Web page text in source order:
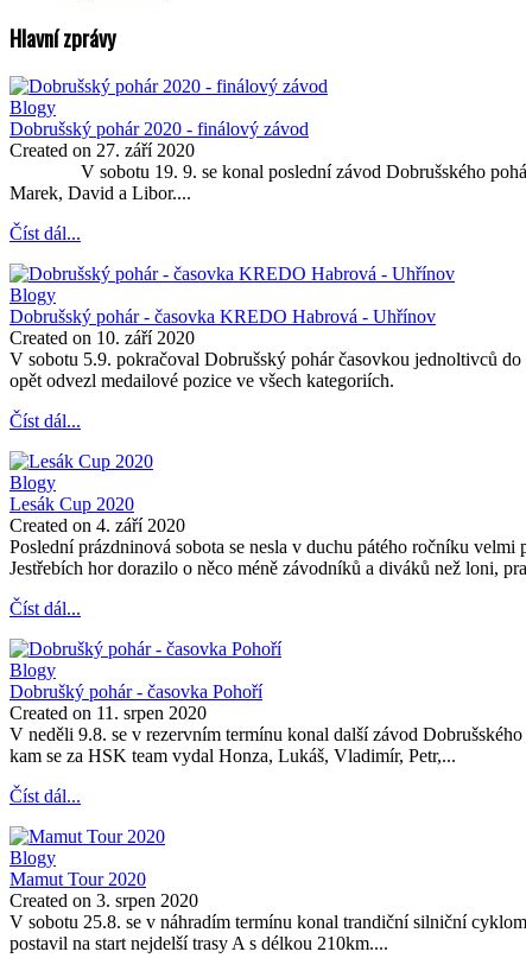
Hlavní zprávy
Blogy
Dobrušský pohár 2020 - finálový závod
Created on 27. září 2020
V sobotu 19. 9. se konal poslední závod Dobrušského
Marek, David a Libor....
Číst dál...
Blogy
Dobrušský pohár - časovka KREDO Habrová - Uhřínov
Created on 10. září 2020
V sobotu 5.9. pokračoval Dobrušský pohár časovkou jednoltivců
opět odvezl medailové pozice ve všech kategoriích.
Číst dál...
Blogy
Lesák Cup 2020
Created on 4. září 2020
Poslední prázdninová sobota se nesla v duchu pátého ročníku
Jestřebích hor dorazilo o něco méně závodníků a diváků než loni,
Číst dál...
Blogy
Dobrušký pohár - časovka Pohoří
Created on 11. srpen 2020
V neděli 9.8. se v rezervním termínu konal další závod
kam se za HSK team vydal Honza, Lukáš, Vladimír, Petr,...
Číst dál...
Blogy
Mamut Tour 2020
Created on 3. srpen 2020
V sobotu 25.8. se v náhradím termínu konal trandiční silniční
postavil na start nejdelší trasy A s délkou 210km....